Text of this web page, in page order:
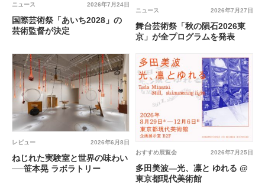
2026年7月24日
ニュース
国際芸術祭「あいち2028」の
芸術監督が決定
2026年7月27日
ニュース
舞台芸術祭「秋の隕石2026東
京」が全プログラムを発表
2026年6月8日
レビュー
ねじれた実験室と世界の味わい
──笹本晃 ラボラトリー
2026年7月25日
おすすめ展覧会
多田美波―光、凛と ゆれる @
東京都現代美術館